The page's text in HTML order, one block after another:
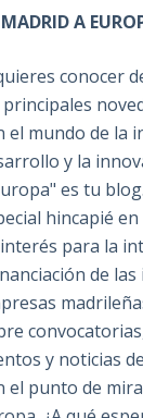
MADRID A
conocer
principales
el mundo de la
y la
es tu
hincapié
para la
de
y noticias
el punto de